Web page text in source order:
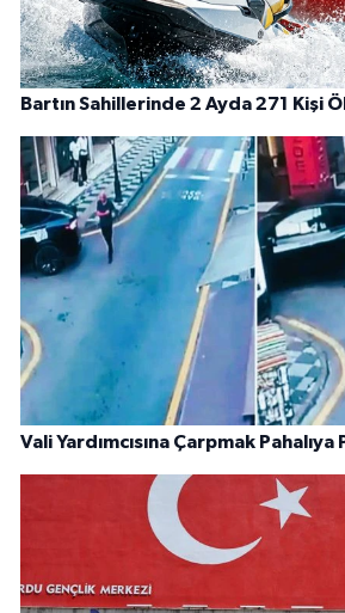
Bartın Sahillerinde 2 Ayda 271 Kişi
Vali Yardımcısına Çarpmak Pahalıya